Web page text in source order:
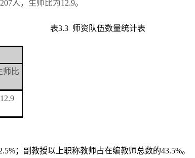
人，生师比为12.9。
表3.3 师资队伍数量统计表
师比
12.9
；副教授以上职称教师占在编教师总数的43.5%。